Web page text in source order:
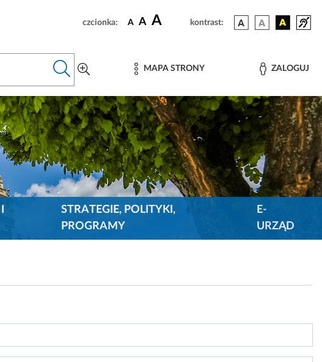
czcionka: A A A kontrast:
MAPA STRONY ZALOGUJ
STRATEGIE, POLITYKI,
PROGRAMY
E-
URZĄD